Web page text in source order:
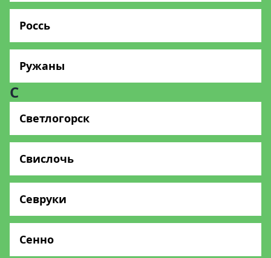
Россь
Ружаны
С
Светлогорск
Свислочь
Севруки
Сенно